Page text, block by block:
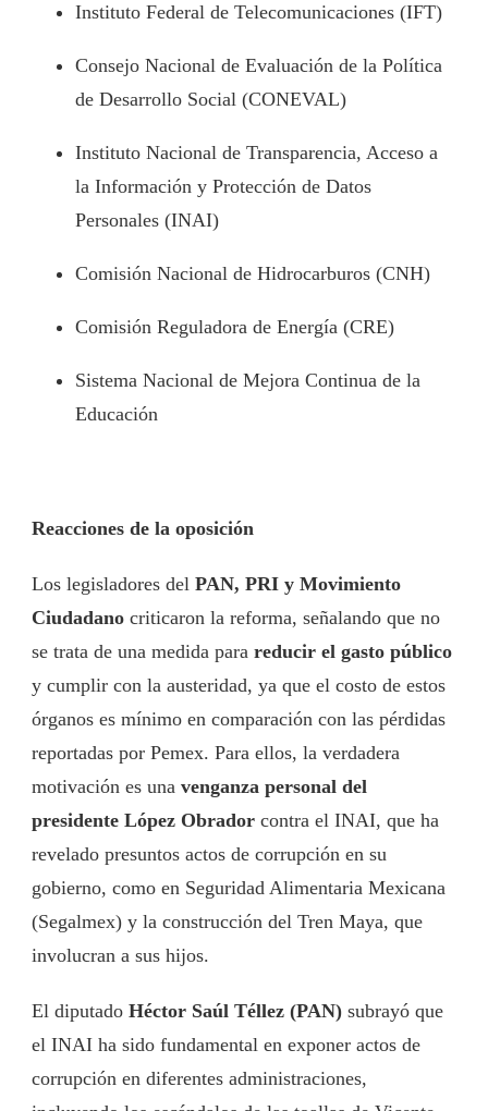
Instituto Federal de Telecomunicaciones (IFT)
Consejo Nacional de Evaluación de la Política
de Desarrollo Social (CONEVAL)
Instituto Nacional de Transparencia, Acceso a
la Información y Protección de Datos
Personales (INAI)
Comisión Nacional de Hidrocarburos (CNH)
Comisión Reguladora de Energía (CRE)
Sistema Nacional de Mejora Continua de la
Educación
Reacciones de la oposición
Los legisladores del PAN, PRI y Movimiento
Ciudadano criticaron la reforma, señalando que no
se trata de una medida para reducir el gasto público
y cumplir con la austeridad, ya que el costo de estos
órganos es mínimo en comparación con las pérdidas
reportadas por Pemex. Para ellos, la verdadera
motivación es una venganza personal del
presidente López Obrador contra el INAI, que ha
revelado presuntos actos de corrupción en su
gobierno, como en Seguridad Alimentaria Mexicana
(Segalmex) y la construcción del Tren Maya, que
involucran a sus hijos.
El diputado Héctor Saúl Téllez (PAN) subrayó que
el INAI ha sido fundamental en exponer actos de
corrupción en diferentes administraciones,